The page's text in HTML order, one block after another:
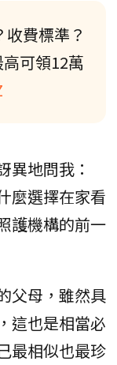
費標準？
可領12萬
異地問我：
麼選擇在家看
護機構的前一
父母，雖然具
這也是相當必
最相似也最珍